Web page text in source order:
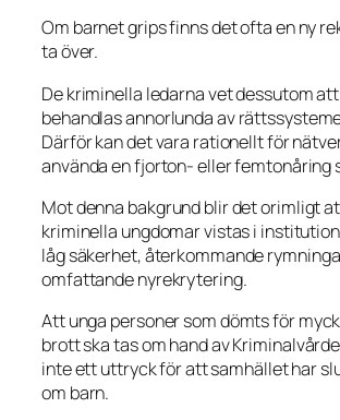
Om barnet grips finns det ofta en ny
ta över.
De kriminella ledarna vet dessutom
behandlas annorlunda av
Därför kan det vara rationellt för
använda en fjorton- eller femtonåring
Mot denna bakgrund blir det orimligt
kriminella ungdomar vistas i
låg säkerhet, återkommande
omfattande nyrekrytering.
Att unga personer som dömts för
brott ska tas om hand av
inte ett uttryck för att samhället har
om barn.